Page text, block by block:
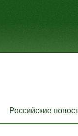
Российские